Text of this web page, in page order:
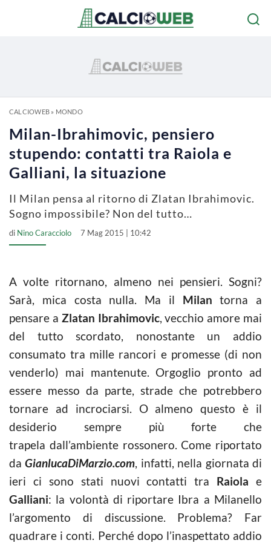
CALCIOWEB» MONDO
Milan-Ibrahimovic, pensiero
stupendo: contatti tra Raiola e
Galliani, la situazione
Il Milan pensa al ritorno di Zlatan Ibrahimovic.
Sogno impossibile? Non del tutto…
di Nino Caracciolo 7 Mag 2015 | 10:42
A volte ritornano, almeno nei pensieri. Sogni?
Sarà, mica costa nulla. Ma il Milantorna a
pensare a Zlatan Ibrahimovic, vecchio amore mai
del tutto scordato, nonostante un addio
consumato tra mille rancori e promesse (di non
venderlo) mai mantenute. Orgoglio pronto ad
essere messo da parte, strade che potrebbero
tornare ad incrociarsi. O almeno questo è il
desiderio sempre più forte che
trapela dall’ambiente rossonero. Come riportato
daGianlucaDiMarzio.com, infatti, nella giornata di
ieri ci sono stati nuovi contatti tra Raiola e
Galliani: la volontà di riportare Ibra a Milanello
l’argomento di discussione. Problema? Far
quadrare i conti. Perché dopo l’inaspettato addio